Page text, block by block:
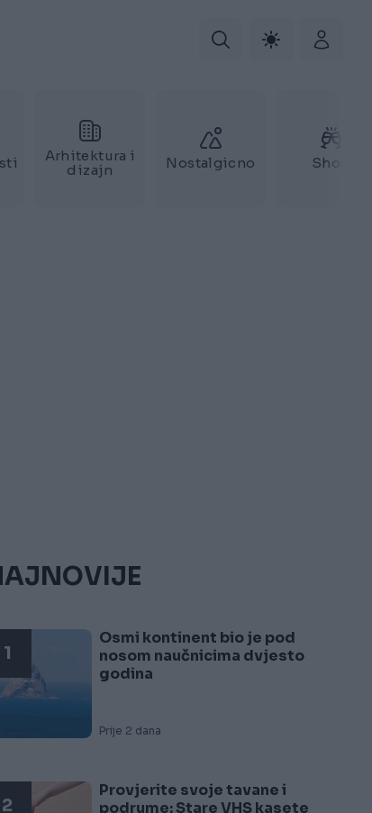
Arhitektura i
dizajn
Nostalgicno Show
1
Osmi kontinent bio je pod
nosom naučnicima dvjesto
godina
Prije 2 dana
2
Provjerite svoje tavane i
podrume: Stare VHS kasete